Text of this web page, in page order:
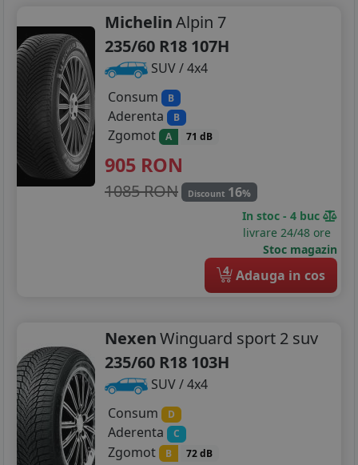
MichelinAlpin 7
235/60 R18 107H
SUV / 4x4
Consum
B
Aderenta B
Zgomot A 71 dB
905 RON
1085 RON Discount 16%
In stoc - 4 buc
livrare 24/48 ore
Stoc magazin
4 Adauga in cos
NexenWinguard sport 2 suv
235/60 R18 103H
SUV / 4x4
Consum
D
Aderenta C
Zgomot B 72 dB